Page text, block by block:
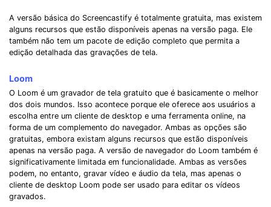
A versão básica do Screencastify é totalmente gratuita, mas existem
alguns recursos que estão disponíveis apenas na versão paga. Ele
também não tem um pacote de edição completo que permita a
edição detalhada das gravações de tela.
Loom
O Loom é um gravador de tela gratuito que é basicamente o melhor
dos dois mundos. Isso acontece porque ele oferece aos usuários a
escolha entre um cliente de desktop e uma ferramenta online, na
forma de um complemento do navegador. Ambas as opções são
gratuitas, embora existam alguns recursos que estão disponíveis
apenas na versão paga. A versão de navegador do Loom também é
significativamente limitada em funcionalidade. Ambas as versões
podem, no entanto, gravar vídeo e áudio da tela, mas apenas o
cliente de desktop Loom pode ser usado para editar os vídeos
gravados.